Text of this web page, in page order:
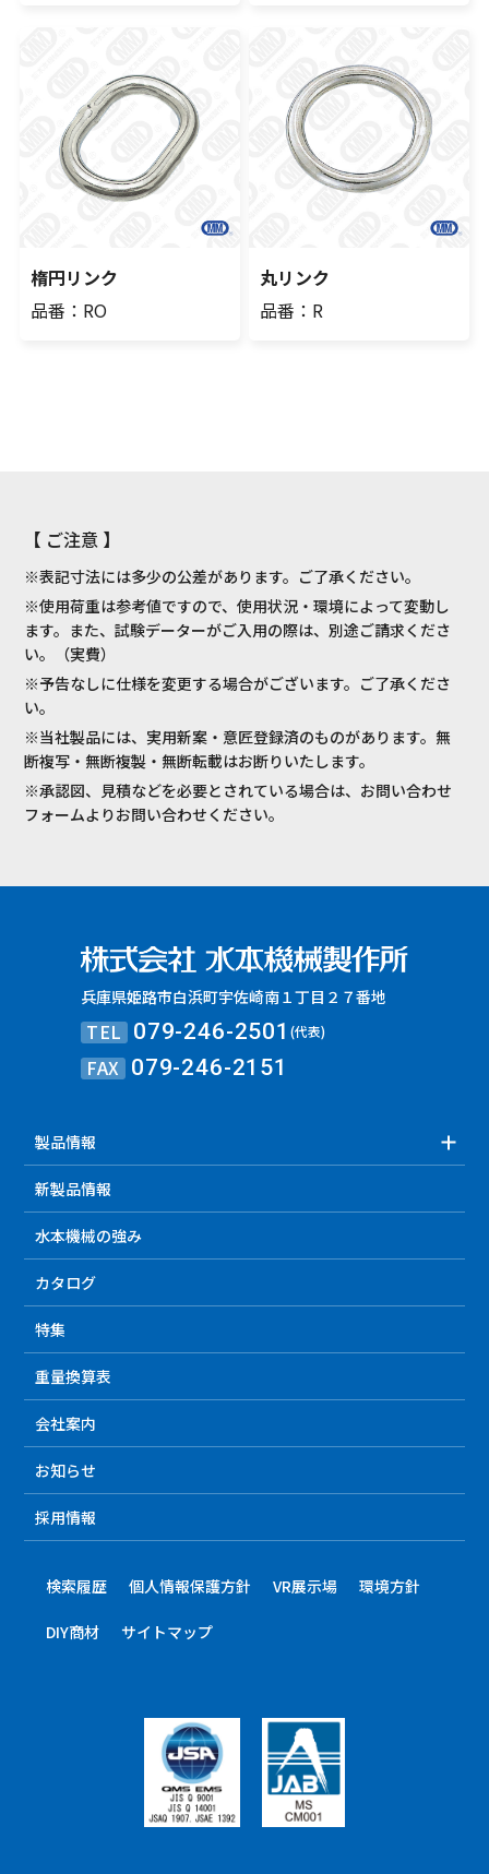
楕円リンク
品番：RO
丸リンク
品番：R
【 ご注意 】
※表記寸法には多少の公差があります。ご了承ください。
※使用荷重は参考値ですので、使用状況・環境によって変動し
ます。また、試験データーがご入用の際は、別途ご請求くださ
い。（実費）
※予告なしに仕様を変更する場合がございます。ご了承くださ
い。
※当社製品には、実用新案・意匠登録済のものがあります。無
断複写・無断複製・無断転載はお断りいたします。
※承認図、見積などを必要とされている場合は、お問い合わせ
フォームよりお問い合わせください。
兵庫県姫路市白浜町宇佐崎南１丁目２７番地
TEL 079-246-2501(代表)
FAX 079-246-2151
製品情報
新製品情報
水本機械の強み
カタログ
特集
重量換算表
会社案内
お知らせ
採用情報
検索履歴 個人情報保護方針 VR展示場 環境方針
DIY商材 サイトマップ